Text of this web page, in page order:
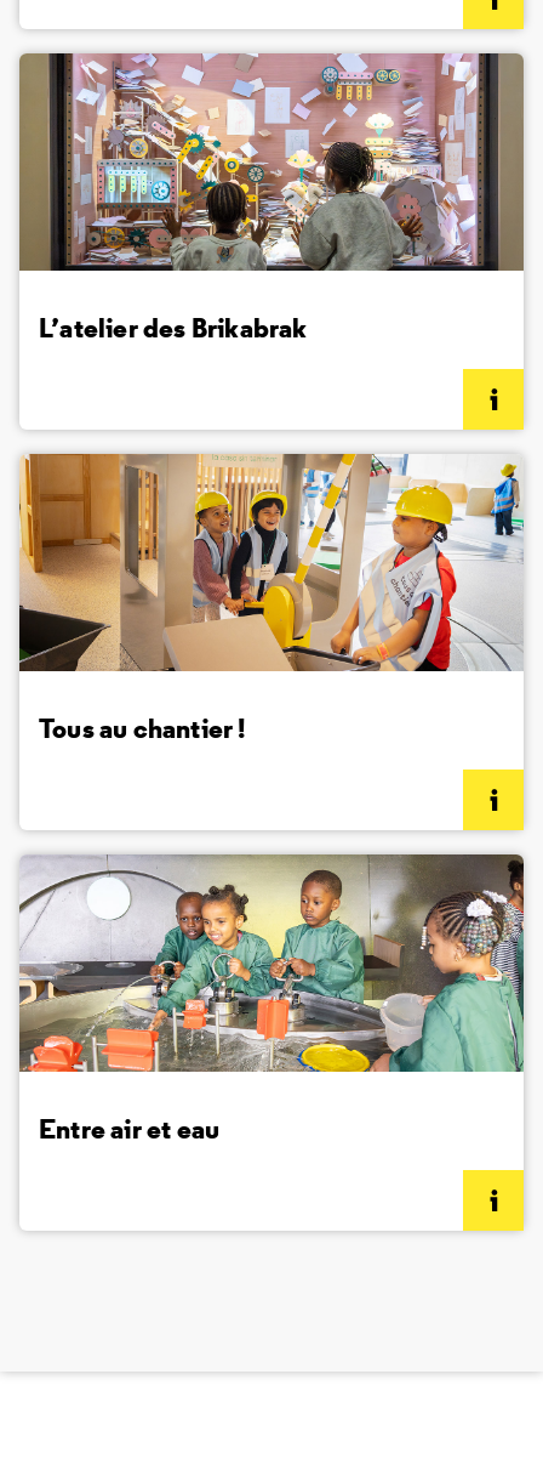
L’atelier des Brikabrak
Tous au chantier !
Entre air et eau